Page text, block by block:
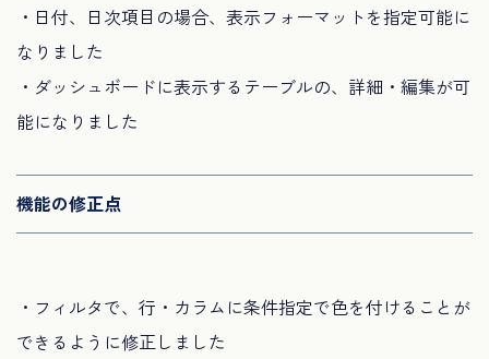
・日付、日次項目の場合、表示フォーマットを指定可能に
なりました
・ダッシュボードに表示するテーブルの、詳細・編集が可
能になりました
機能の修正点
・フィルタで、行・カラムに条件指定で色を付けることが
できるように修正しました